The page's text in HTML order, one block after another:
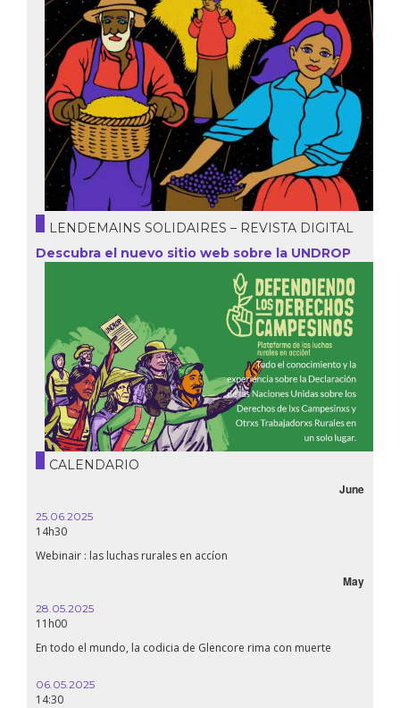
LENDEMAINS SOLIDAIRES – REVISTA DIGITAL
Descubra el nuevo sitio web sobre la UNDROP
CALENDARIO
June
25.06.2025
14h30
Webinair : las luchas rurales en accíon
May
28.05.2025
11h00
En todo el mundo, la codicia de Glencore rima con muerte
06.05.2025
14:30